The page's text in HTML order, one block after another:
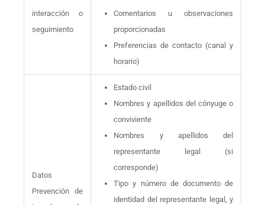
interacción o
seguimiento
Comentarios u observaciones
proporcionadas
Preferencias de contacto (canal y
horario)
Datos
Prevención de
Estado civil
Nombres y apellidos del cónyuge o
conviviente
Nombres y apellidos del
representante legal (si
corresponde)
Tipo y número de documento de
identidad del representante legal, y